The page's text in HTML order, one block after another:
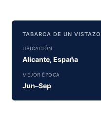
TABARCA DE UN VISTAZO
UBICACIÓN
Alicante, España
MEJOR ÉPOCA
Jun–Sep